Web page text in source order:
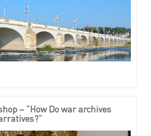
– “How Do war archives